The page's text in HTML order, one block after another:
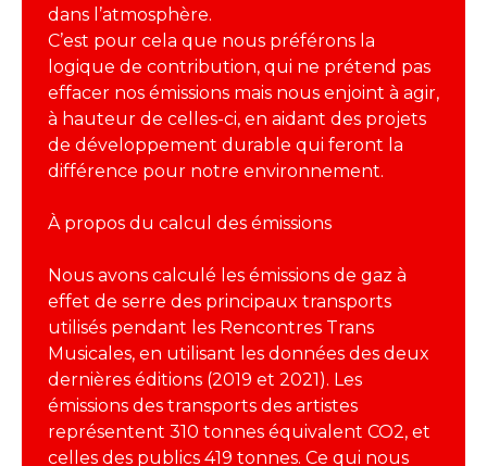
dans l’atmosphère.
C’est pour cela que nous préférons la
logique de contribution, qui ne prétend pas
effacer nos émissions mais nous enjoint à agir,
à hauteur de celles-ci, en aidant des projets
de développement durable qui feront la
différence pour notre environnement.
À propos du calcul des émissions
Nous avons calculé les émissions de gaz à
effet de serre des principaux transports
utilisés pendant les Rencontres Trans
Musicales, en utilisant les données des deux
dernières éditions (2019 et 2021). Les
émissions des transports des artistes
représentent 310 tonnes équivalent CO2, et
celles des publics 419 tonnes. Ce qui nous